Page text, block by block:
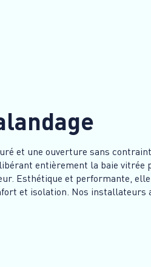
et une ouverture sans
entièrement la baie vitrée
Esthétique et performante,
et isolation. Nos installateurs